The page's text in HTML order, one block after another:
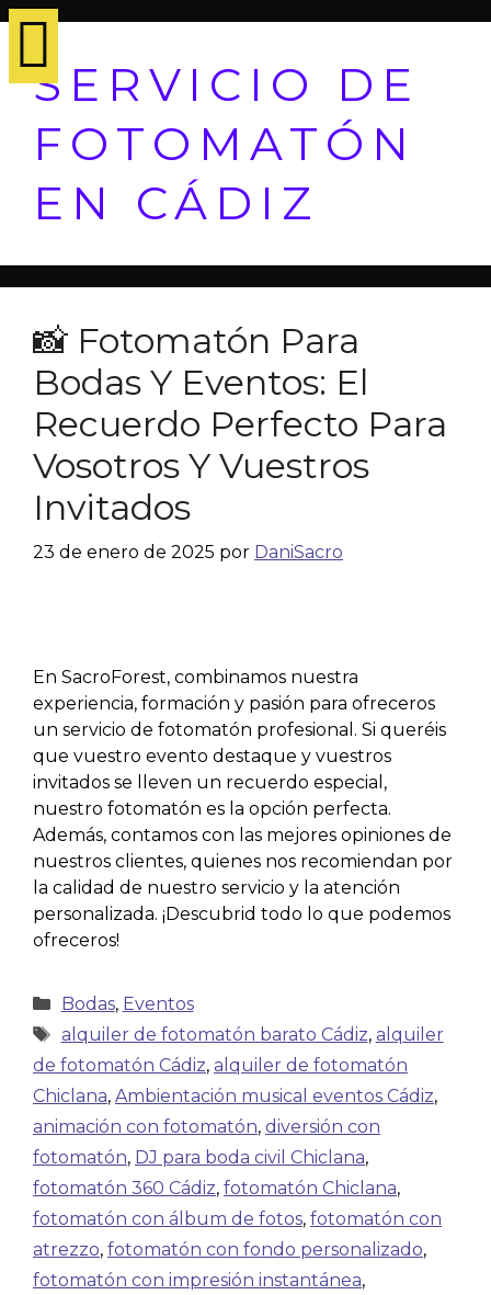
SERVICIO DE
FOTOMATÓN
EN CÁDIZ
📸 Fotomatón Para
Bodas Y Eventos: El
Recuerdo Perfecto Para
Vosotros Y Vuestros
Invitados
23 de enero de 2025 por DaniSacro
En SacroForest, combinamos nuestra
experiencia, formación y pasión para ofreceros
un servicio de fotomatón profesional. Si queréis
que vuestro evento destaque y vuestros
invitados se lleven un recuerdo especial,
nuestro fotomatón es la opción perfecta.
Además, contamos con las mejores opiniones de
nuestros clientes, quienes nos recomiendan por
la calidad de nuestro servicio y la atención
personalizada. ¡Descubrid todo lo que podemos
ofreceros!
Bodas, Eventos
alquiler de fotomatón barato Cádiz, alquiler
de fotomatón Cádiz, alquiler de fotomatón
Chiclana, Ambientación musical eventos Cádiz,
animación con fotomatón, diversión con
fotomatón, DJ para boda civil Chiclana,
fotomatón 360 Cádiz, fotomatón Chiclana,
fotomatón con álbum de fotos, fotomatón con
atrezzo, fotomatón con fondo personalizado,
fotomatón con impresión instantánea,